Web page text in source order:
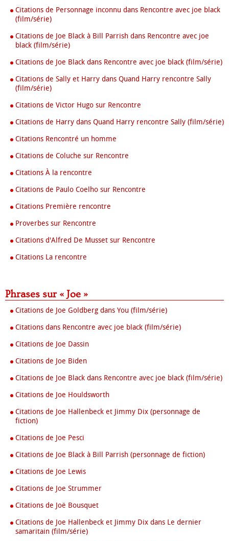
Citations de Personnage inconnu dans Rencontre avec joe black
(film/série)
Citations de Joe Black à Bill Parrish dans Rencontre avec joe
black (film/série)
Citations de Joe Black dans Rencontre avec joe black (film/série)
Citations de Sally et Harry dans Quand Harry rencontre Sally
(film/série)
Citations de Victor Hugo sur Rencontre
Citations de Harry dans Quand Harry rencontre Sally (film/série)
Citations Rencontré un homme
Citations de Coluche sur Rencontre
Citations À la rencontre
Citations de Paulo Coelho sur Rencontre
Citations Première rencontre
Proverbes sur Rencontre
Citations d'Alfred De Musset sur Rencontre
Citations La rencontre
Phrases sur « Joe »
Citations de Joe Goldberg dans You (film/série)
Citations dans Rencontre avec joe black (film/série)
Citations de Joe Dassin
Citations de Joe Biden
Citations de Joe Black dans Rencontre avec joe black (film/série)
Citations de Joe Houldsworth
Citations de Joe Hallenbeck et Jimmy Dix (personnage de
fiction)
Citations de Joe Pesci
Citations de Joe Black à Bill Parrish (personnage de fiction)
Citations de Joe Lewis
Citations de Joe Strummer
Citations de Joë Bousquet
Citations de Joe Hallenbeck et Jimmy Dix dans Le dernier
samaritain (film/série)